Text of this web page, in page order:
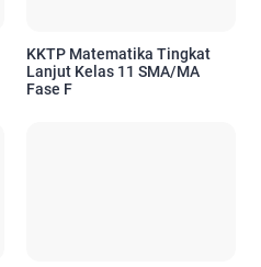
KKTP Matematika Tingkat
Lanjut Kelas 11 SMA/MA
Fase F